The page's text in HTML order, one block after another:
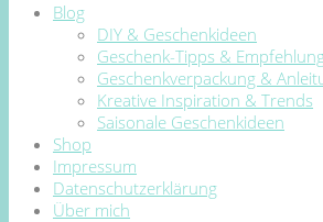
Blog
DIY & Geschenkideen
Geschenk-Tipps &
Geschenkverpackung &
Kreative Inspiration & Trends
Saisonale Geschenkideen
Shop
Impressum
Datenschutzerklärung
Über mich